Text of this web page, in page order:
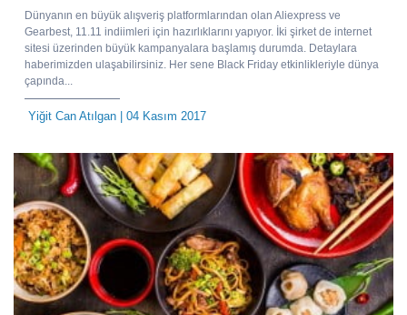
Dünyanın en büyük alışveriş platformlarından olan Aliexpress ve
Gearbest, 11.11 indiimleri için hazırlıklarını yapıyor. İki şirket de internet
sitesi üzerinden büyük kampanyalara başlamış durumda. Detaylara
haberimizden ulaşabilirsiniz. Her sene Black Friday etkinlikleriyle dünya
çapında...
Yiğit Can Atılgan | 04 Kasım 2017